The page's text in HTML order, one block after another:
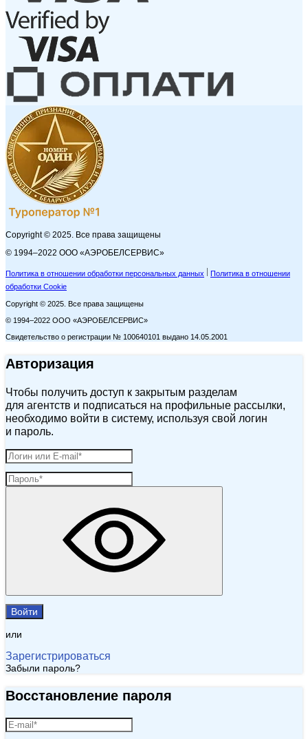
Copyright © 2025. Все права защищены
© 1994–2022 ООО «АЭРОБЕЛСЕРВИС»
Политика в отношении обработки персональных данных
Политика в отношении
обработки Cookie
Copyright © 2025. Все права защищены
© 1994–2022 ООО «АЭРОБЕЛСЕРВИС»
Свидетельство о регистрации № 100640101 выдано 14.05.2001
Авторизация
Чтобы получить доступ к закрытым разделам
для агентств и подписаться на профильные рассылки,
необходимо войти в систему, используя свой логин
и пароль.
Войти
или
Зарегистрироваться
Забыли пароль?
Восстановление пароля